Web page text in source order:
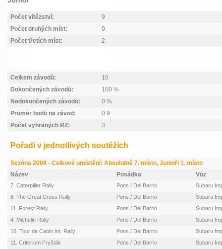
Počet vítězství:
9
Počet druhých míst:
0
Počet třetích míst:
2
Celkem závodů:
16
Dokončených závodů:
100 %
Nedokončených závodů:
0 %
Průměr bodů na závod:
0.9
Počet vyhraných RZ:
3
Pořadí v jednotlivých soutěžích
Sezóna 2008 - Celkové umístění: Absolutně 7. místo, Junioři 1. místo
Název
Posádka Vůz
7. Caterpillar Rally Pons / Del Barrio
Subaru
8. The Great Cross Rally
Pons / Del Barrio
Subaru
11. Forest Rally
Pons / Del Barrio
Subaru
4. Michelin Rally
Pons / Del Barrio
Subaru
16. Tour de Cabin Int. Rally
Pons / Del Barrio
Subaru
11. Criterium Fryšták
Pons / Del Barrio
Subaru